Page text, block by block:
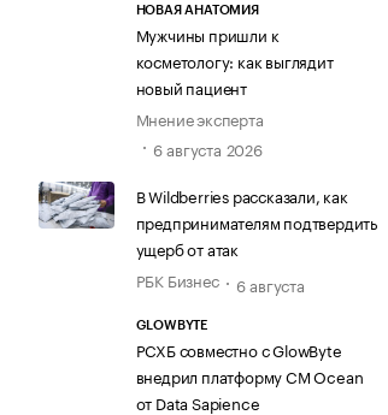
НОВАЯ АНАТОМИЯ
Мужчины пришли к
косметологу: как выглядит
новый пациент
Мнение эксперта
6 августа 2026
В Wildberries рассказали, как
предпринимателям подтвердить
ущерб от атак
РБК Бизнес
6 августа
GLOWBYTE
РСХБ совместно с GlowByte
внедрил платформу CM Ocean
от Data Sapience